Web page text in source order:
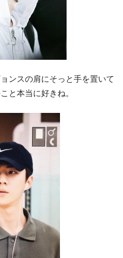
ンスの肩にそっと手を置いて
と本当に好きね。